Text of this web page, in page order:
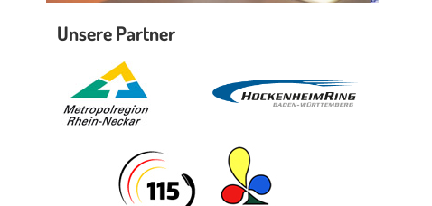
Unsere Partner